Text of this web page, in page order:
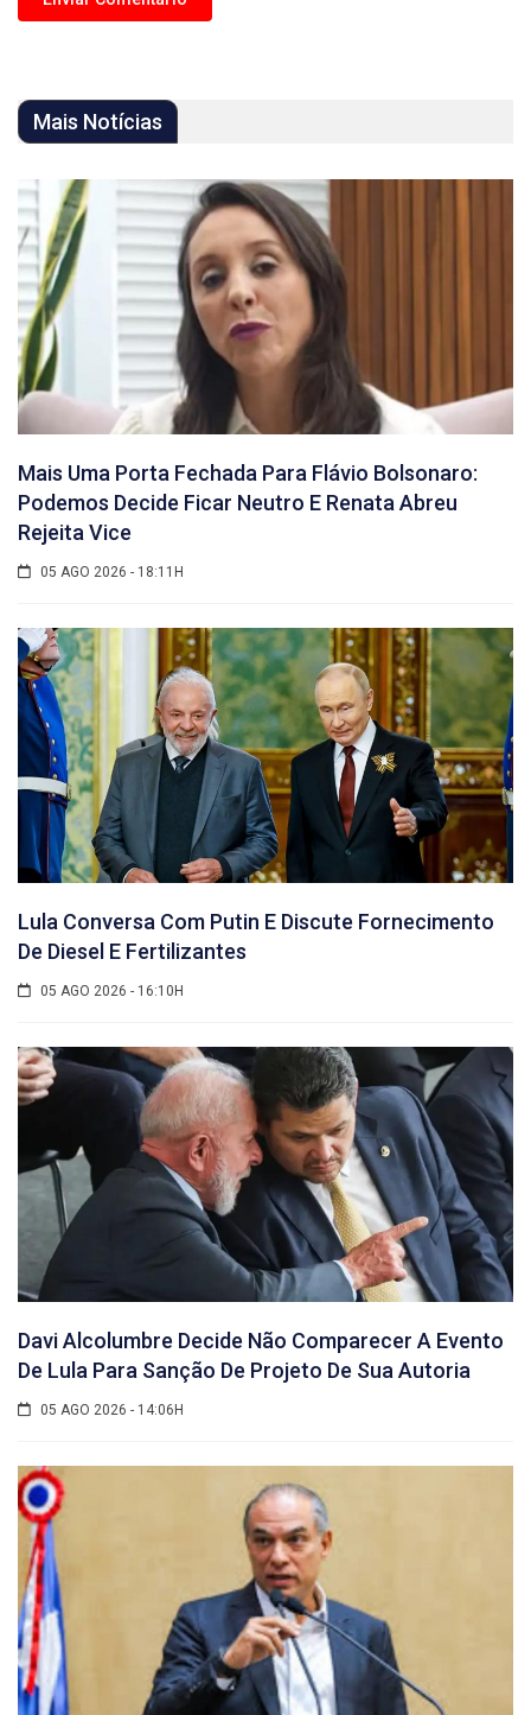
Mais Notícias
Mais Uma Porta Fechada Para Flávio Bolsonaro:
Podemos Decide Ficar Neutro E Renata Abreu
Rejeita Vice
05 AGO 2026 - 18:11H
Lula Conversa Com Putin E Discute Fornecimento
De Diesel E Fertilizantes
05 AGO 2026 - 16:10H
Davi Alcolumbre Decide Não Comparecer A Evento
De Lula Para Sanção De Projeto De Sua Autoria
05 AGO 2026 - 14:06H